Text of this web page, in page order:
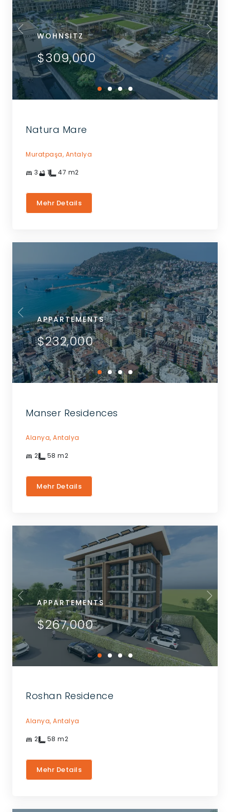
WOHNSITZ
$309,000
Natura Mare
Muratpaşa, Antalya
3 1 47 m2
Mehr Details
APPARTEMENTS
$232,000
Manser Residences
Alanya, Antalya
2 58 m2
Mehr Details
APPARTEMENTS
$267,000
Roshan Residence
Alanya, Antalya
2 58 m2
Mehr Details